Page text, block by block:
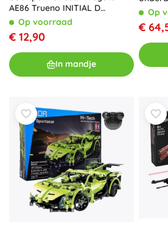
AE86 Trueno INITIAL D
raceauto 280 stukjes
Op voorraad
€ 12,90
In mandje
Op
€